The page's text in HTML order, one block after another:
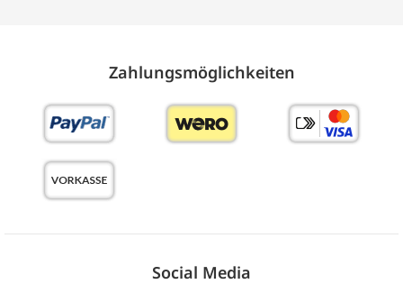
Zahlungs­möglich­keiten
Social Media